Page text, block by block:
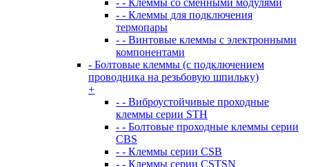
- - Клеммы со сменными модулями
- - Клеммы для подключения
термопары
- - Винтовые клеммы с электронными
компонентами
- Болтовые клеммы (с подключением
проводника на резьбовую шпильку)
+
- - Виброустойчивые проходные
клеммы серии STH
- - Болтовые проходные клеммы серии
CBS
- - Клеммы серии CSB
- - Клеммы серии CSTSN